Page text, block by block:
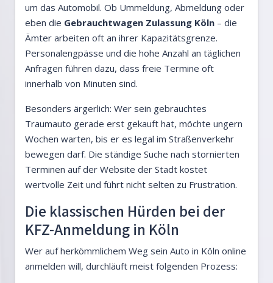
um das Automobil. Ob Ummeldung, Abmeldung oder
eben die Gebrauchtwagen Zulassung Köln – die
Ämter arbeiten oft an ihrer Kapazitätsgrenze.
Personalengpässe und die hohe Anzahl an täglichen
Anfragen führen dazu, dass freie Termine oft
innerhalb von Minuten sind.
Besonders ärgerlich: Wer sein gebrauchtes
Traumauto gerade erst gekauft hat, möchte ungern
Wochen warten, bis er es legal im Straßenverkehr
bewegen darf. Die ständige Suche nach stornierten
Terminen auf der Website der Stadt kostet
wertvolle Zeit und führt nicht selten zu Frustration.
Die klassischen Hürden bei der
KFZ-Anmeldung in Köln
Wer auf herkömmlichem Weg sein Auto in Köln online
anmelden will, durchläuft meist folgenden Prozess: